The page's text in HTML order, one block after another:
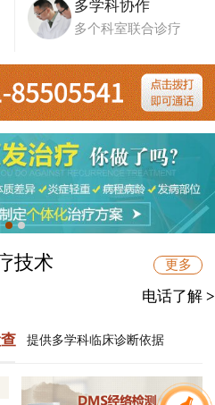
多学科协作
多个科室联合诊疗
技术 更多
电话了解 >
提供多学科临床诊断依据